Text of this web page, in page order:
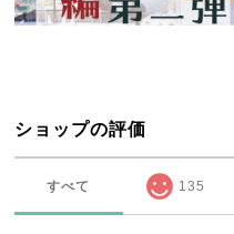
ショップの評価
すべて 135